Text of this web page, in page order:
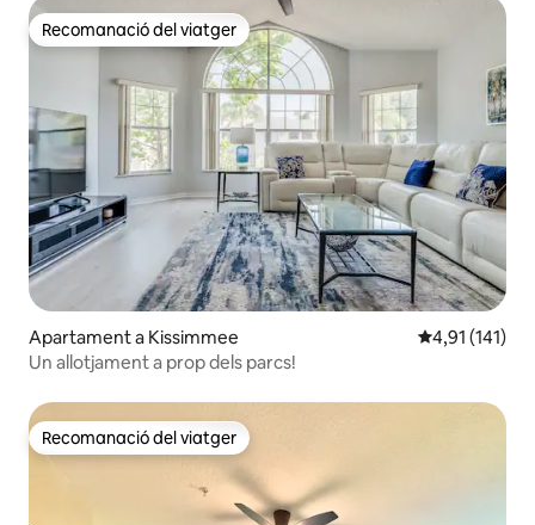
Recomanació del viatger
Recomanació del viatger
Apartament a Kissimmee 4,91 de
4,91 (141)
Un allotjament a prop dels parcs!
Recomanació del viatger
Recomanació del viatger